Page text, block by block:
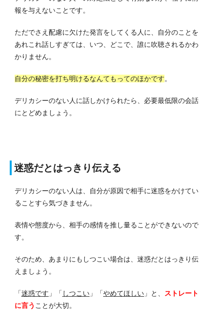
報を与えないことです。
ただでさえ配慮に欠けた発言をしてくる人に、自分のことを
あれこれ話しすぎては、いつ、どこで、誰に吹聴されるかわ
かりません。
自分の秘密を打ち明けるなんてもってのほかです。
デリカシーのない人に話しかけられたら、必要最低限の会話
にとどめましょう。
迷惑だとはっきり伝える
デリカシーのない人は、自分が原因で相手に迷惑をかけてい
ることすら気づきません。
表情や態度から、相手の感情を推し量ることができないので
す。
そのため、あまりにもしつこい場合は、迷惑だとはっきり伝
えましょう。
「迷惑です 」「 しつこい 」「やめてほしい 」と、
ストレート
に言う ことが大切。